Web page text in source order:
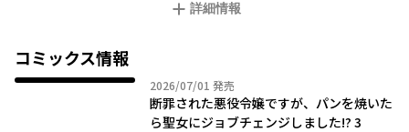
たアヴァリティアは、前世で趣味だったパン作りを始め、堅くて
と奔走する。
詳細情報
コミックス情報
2026/07/01 2026年07月01日
発売
断罪された悪役令嬢ですが、パンを焼いた
ら聖女にジョブチェンジしました!? 3